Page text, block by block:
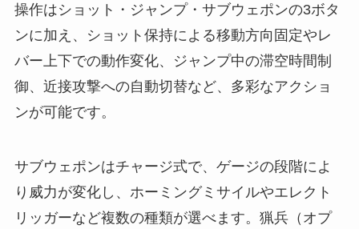
操作はショット・ジャンプ・サブウェポンの3ボタ
ンに加え、ショット保持による移動方向固定やレ
バー上下での動作変化、ジャンプ中の滞空時間制
御、近接攻撃への自動切替など、多彩なアクショ
ンが可能です。
サブウェポンはチャージ式で、ゲージの段階によ
り威力が変化し、ホーミングミサイルやエレクト
リッガーなど複数の種類が選べます。猟兵（オプ